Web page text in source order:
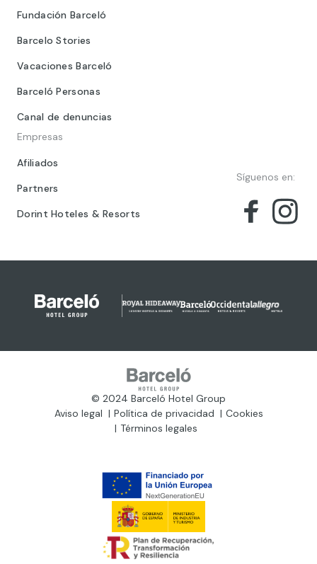
Fundación Barceló
Barcelo Stories
Vacaciones Barceló
Barceló Personas
Canal de denuncias
Empresas
Afiliados
Partners
Dorint Hoteles & Resorts
Síguenos en:
© 2024 Barceló Hotel Group
Aviso legal
Política de privacidad
Cookies
Términos legales